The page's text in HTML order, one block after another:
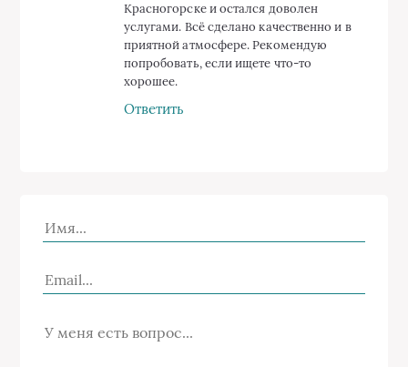
Красногорске и остался доволен
услугами. Всё сделано качественно и в
приятной атмосфере. Рекомендую
попробовать, если ищете что-то
хорошее.
Ответить